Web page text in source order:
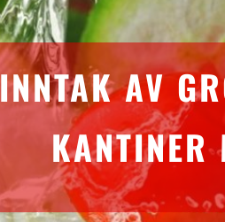
INNTAK AV
KANTINER